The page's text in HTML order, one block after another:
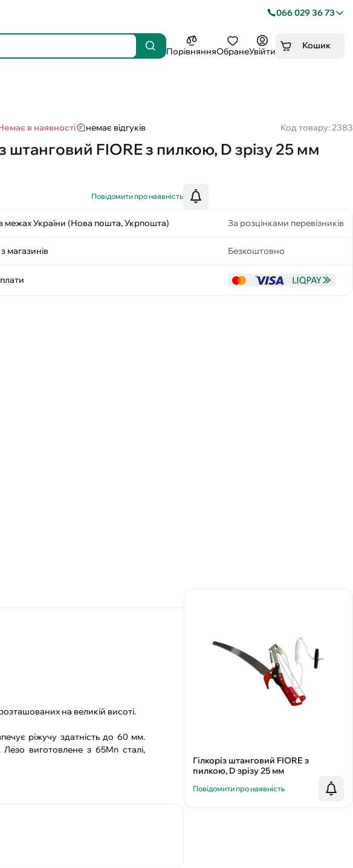
066 029 36 73
ПорівнянняОбранеУвійти
Кошик
в наявності немає відгуків Код товару: 2383
штанговий FIORE з пилкою, D зрізу 25 мм
Повідомити про наявність
межах України (Нова пошта, Укрпошта) За розцінками перевізників
магазинів Безкоштовно
на великій висоті.
ріжучу здатність до 60 мм.
виготовлене з 65Mn сталі,
Гілкоріз штанговий FIORE з
пилкою, D зрізу 25 мм
Повідомити про наявність